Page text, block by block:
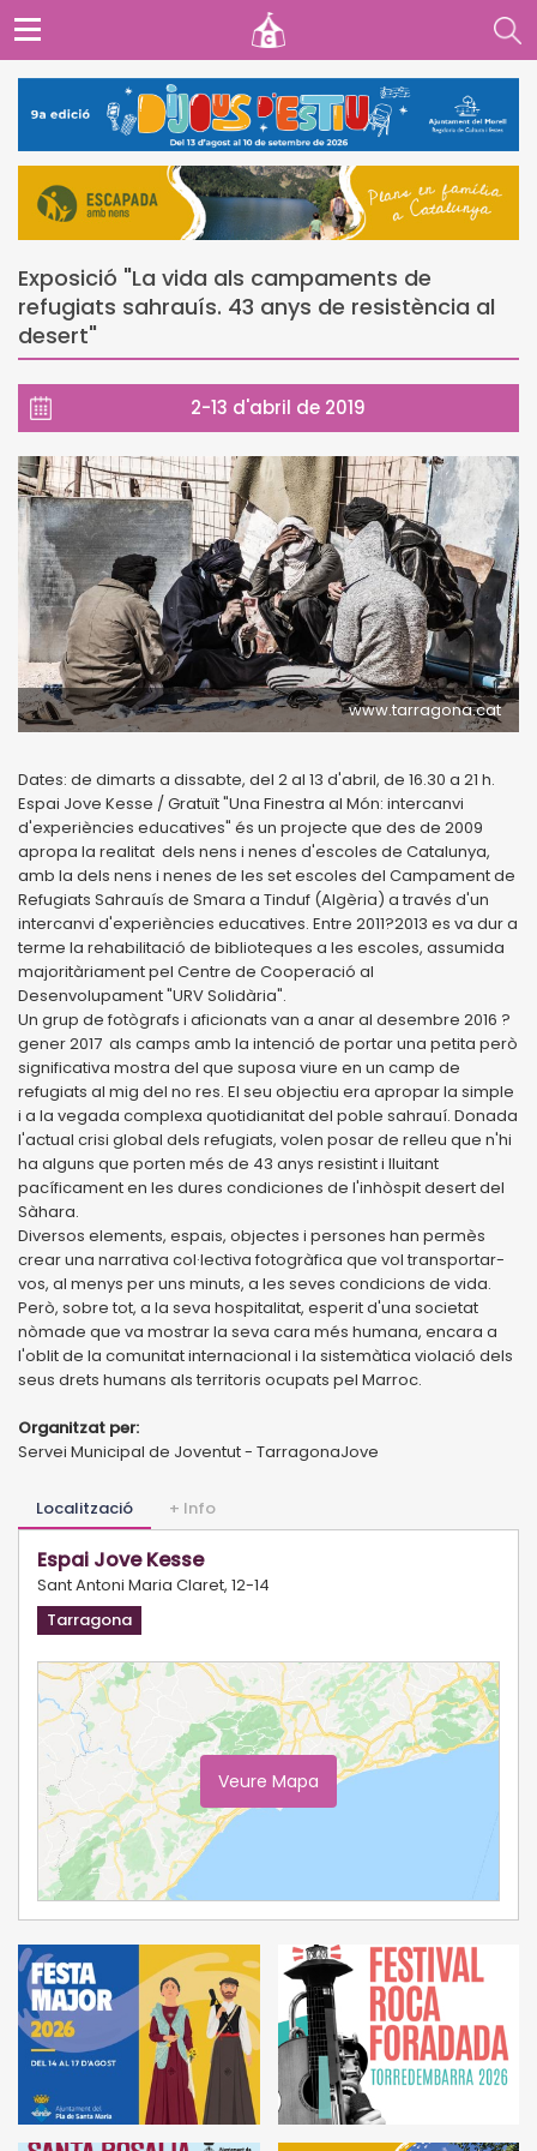
Exposició "La vida als campaments de
refugiats sahrauís. 43 anys de resistència al
desert"
2-13 d'abril de 2019
www.tarragona.cat
Dates: de dimarts a dissabte, del 2 al 13 d'abril, de 16.30 a 21 h.
Espai Jove Kesse / Gratuït "Una Finestra al Món: intercanvi
d'experiències educatives" és un projecte que des de 2009
apropa la realitat dels nens i nenes d'escoles de Catalunya,
amb la dels nens i nenes de les set escoles del Campament de
Refugiats Sahrauís de Smara a Tinduf (Algèria) a través d'un
intercanvi d'experiències educatives. Entre 2011?2013 es va dur a
terme la rehabilitació de biblioteques a les escoles, assumida
majoritàriament pel Centre de Cooperació al
Desenvolupament "URV Solidària".
Un grup de fotògrafs i aficionats van a anar al desembre 2016 ?
gener 2017 als camps amb la intenció de portar una petita però
significativa mostra del que suposa viure en un camp de
refugiats al mig del no res. El seu objectiu era apropar la simple
i a la vegada complexa quotidianitat del poble sahrauí. Donada
l'actual crisi global dels refugiats, volen posar de relleu que n'hi
ha alguns que porten més de 43 anys resistint i lluitant
pacíficament en les dures condiciones de l'inhòspit desert del
Sàhara.
Diversos elements, espais, objectes i persones han permès
crear una narrativa col·lectiva fotogràfica que vol transportar-
vos, al menys per uns minuts, a les seves condicions de vida.
Però, sobre tot, a la seva hospitalitat, esperit d'una societat
nòmade que va mostrar la seva cara més humana, encara a
l'oblit de la comunitat internacional i la sistemàtica violació dels
seus drets humans als territoris ocupats pel Marroc.
Organitzat per:
Servei Municipal de Joventut - TarragonaJove
Localització + Info
Espai Jove Kesse
Sant Antoni Maria Claret, 12-14
Tarragona
Veure Mapa